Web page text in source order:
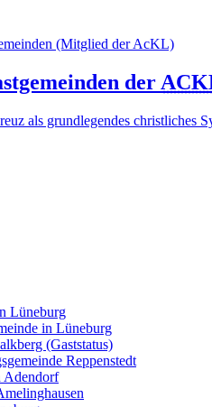
(Mitglied der AcKL)
der